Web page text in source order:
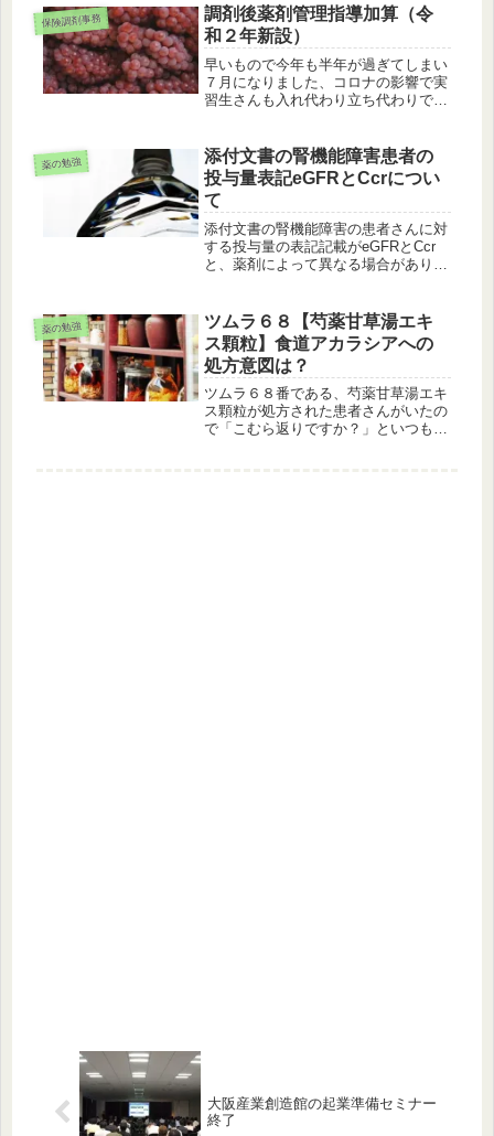
は「要件外で検査できないと伝えると
暴言を吐かれる。従業員が自身では
ど...
保険調剤事務
調剤後薬剤管理指導加算（令
和２年新設）
早いもので今年も半年が過ぎてしまい
７月になりました、コロナの影響で実
習生さんも入れ代わり立ち代わりでか
すが、朗らかで一生懸命な様子が伝わ
ってきてこちらも元気になります。調
剤...
薬の勉強
添付文書の腎機能障害患者の
投与量表記eGFRとCcrについ
て
添付文書の腎機能障害の患者さんに対
する投与量の表記記載がeGFRとCcr
と、薬剤によって異なる場合がありま
ば、「ちょっと腎機能の数字が悪いみ
たいなんです…」と、SCｒやCCｒ...
薬の勉強
ツムラ６８【芍薬甘草湯エキ
ス顆粒】食道アカラシアへの
処方意図は？
ツムラ６８番である、芍薬甘草湯エキ
ス顆粒が処方された患者さんがいたの
で「こむら返りですか？」といつもの
大阪産業創造館の起業準備セミナー
終了